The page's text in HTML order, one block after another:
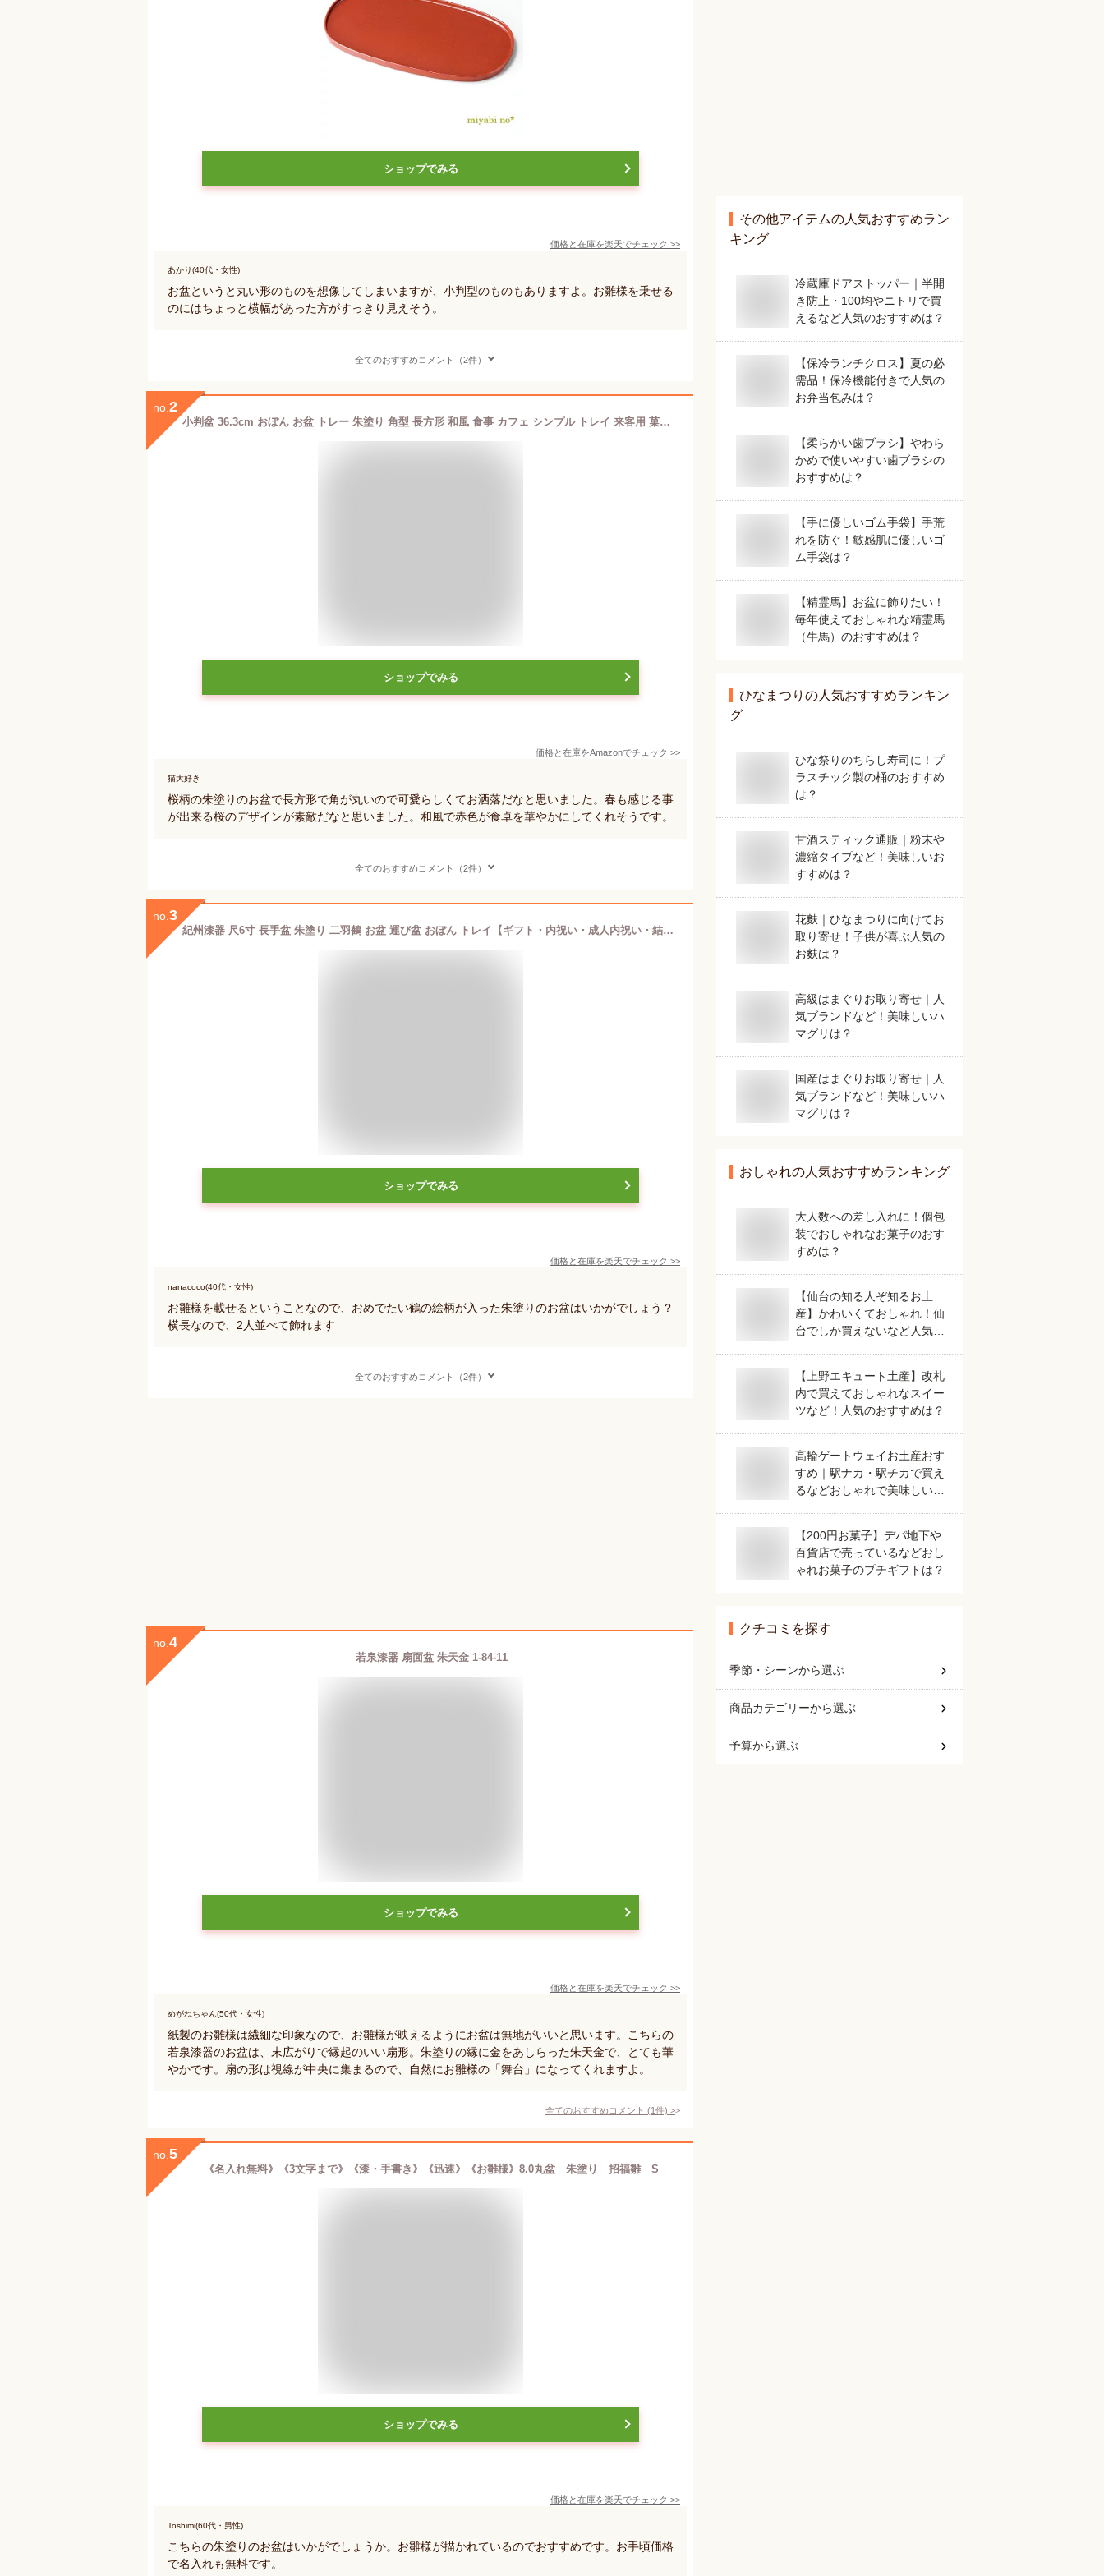
ショップでみる
価格と在庫を楽天でチェック >>
あかり(40代・女性)
お盆というと丸い形のものを想像してしまいますが、小判型のものもありますよ。お雛様を乗せる
のにはちょっと横幅があった方がすっきり見えそう。
全てのおすすめコメント（2件）
no. 2
小判盆 36.3cm おぼん お盆 トレー 朱塗り 角型 長方形 和風 食事 カフェ シンプル トレイ 来客用 菓子盆 おうちカフェ 12寸 桜 さくら サクラ 日本製 紀州漆器 赤 レッド
ショップでみる
価格と在庫をAmazonでチェック >>
猫大好き
桜柄の朱塗りのお盆で長方形で角が丸いので可愛らしくてお洒落だなと思いました。春も感じる事
が出来る桜のデザインが素敵だなと思いました。和風で赤色が食卓を華やかにしてくれそうです。
全てのおすすめコメント（2件）
no. 3
紀州漆器 尺6寸 長手盆 朱塗り 二羽鶴 お盆 運び盆 おぼん トレイ【ギフト・内祝い・成人内祝い・結婚内祝い・新築祝い・お返し】【楽ギフ_包装選択】【楽ギフ_のし】【楽ギフ_のし宛書】
ショップでみる
価格と在庫を楽天でチェック >>
nanacoco(40代・女性)
お雛様を載せるということなので、おめでたい鶴の絵柄が入った朱塗りのお盆はいかがでしょう？
横長なので、2人並べて飾れます
全てのおすすめコメント（2件）
no. 4
若泉漆器 扇面盆 朱天金 1-84-11
ショップでみる
価格と在庫を楽天でチェック >>
めがねちゃん(50代・女性)
紙製のお雛様は繊細な印象なので、お雛様が映えるようにお盆は無地がいいと思います。こちらの
若泉漆器のお盆は、末広がりで縁起のいい扇形。朱塗りの縁に金をあしらった朱天金で、とても華
やかです。扇の形は視線が中央に集まるので、自然にお雛様の「舞台」になってくれますよ。
全てのおすすめコメント (1件) >
no. 5
《名入れ無料》《3文字まで》《漆・手書き》《迅速》《お雛様》8.0丸盆 朱塗り 招福雛 S
ショップでみる
価格と在庫を楽天でチェック >>
Toshimi(60代・男性)
こちらの朱塗りのお盆はいかがでしょうか。お雛様が描かれているのでおすすめです。お手頃価格
で名入れも無料です。
その他アイテムの人気おすすめラン
キング
冷蔵庫ドアストッパー｜半開
き防止・100均やニトリで買
えるなど人気のおすすめは？
【保冷ランチクロス】夏の必
需品！保冷機能付きで人気の
お弁当包みは？
【柔らかい歯ブラシ】やわら
かめで使いやすい歯ブラシの
おすすめは？
【手に優しいゴム手袋】手荒
れを防ぐ！敏感肌に優しいゴ
ム手袋は？
【精霊馬】お盆に飾りたい！
毎年使えておしゃれな精霊馬
（牛馬）のおすすめは？
ひなまつり の人気おすすめランキン
グ
ひな祭りのちらし寿司に！プ
ラスチック製の桶のおすすめ
は？
甘酒スティック通販｜粉末や
濃縮タイプなど！美味しいお
すすめは？
花麩｜ひなまつりに向けてお
取り寄せ！子供が喜ぶ人気の
お麩は？
高級はまぐりお取り寄せ｜人
気ブランドなど！美味しいハ
マグリは？
国産はまぐりお取り寄せ｜人
気ブランドなど！美味しいハ
マグリは？
おしゃれの人気おすすめランキング
大人数への差し入れに！個包
装でおしゃれなお菓子のおす
すめは？
【仙台の知る人ぞ知るお土
産】かわいくておしゃれ！仙
台でしか買えないなど人気の
【上野エキュート土産】改札
内で買えておしゃれなスイー
ツなど！人気のおすすめは？
高輪ゲートウェイお土産おす
すめ｜駅ナカ・駅チカで買え
るなどおしゃれで美味しいも
【200円お菓子】デパ地下や
百貨店で売っているなどおし
ゃれお菓子のプチギフトは？
クチコミを探す
季節・シーンから選ぶ
商品カテゴリーから選ぶ
予算から選ぶ